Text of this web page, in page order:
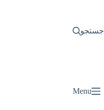
جستجو
Menu